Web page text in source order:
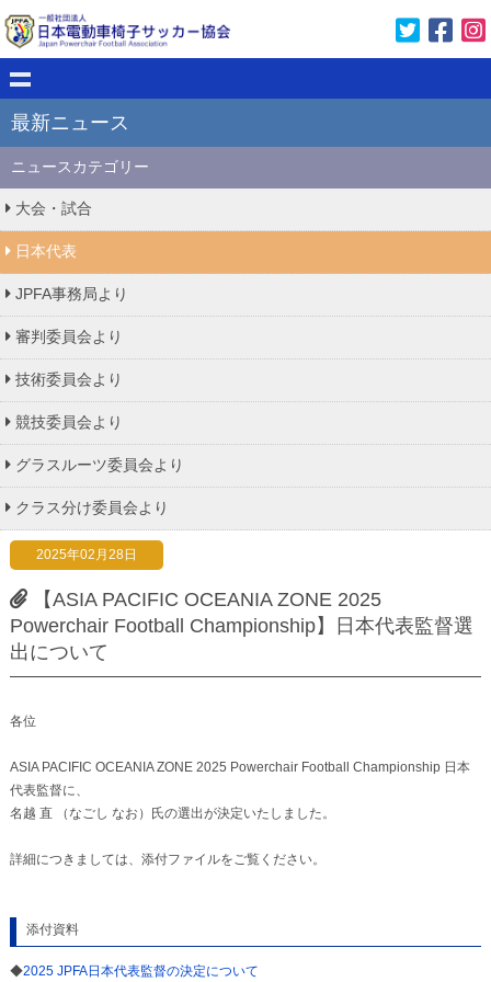
最新ニュース
ニュースカテゴリー
大会・試合
日本代表
JPFA事務局より
審判委員会より
技術委員会より
競技委員会より
グラスルーツ委員会より
クラス分け委員会より
2025年02月28日
【ASIA PACIFIC OCEANIA ZONE 2025
Powerchair Football Championship】日本代表監督選
出について
各位
ASIA PACIFIC OCEANIA ZONE 2025 Powerchair Football Championship 日本
代表監督に、
名越 直 （なごし なお）氏の選出が決定いたしました。
詳細につきましては、添付ファイルをご覧ください。
添付資料
◆2025 JPFA日本代表監督の決定について